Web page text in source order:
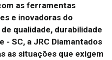
as ferramentas
e inovadoras do
qualidade, durabilidade
SC, a JRC Diamantados
as situações que exigem